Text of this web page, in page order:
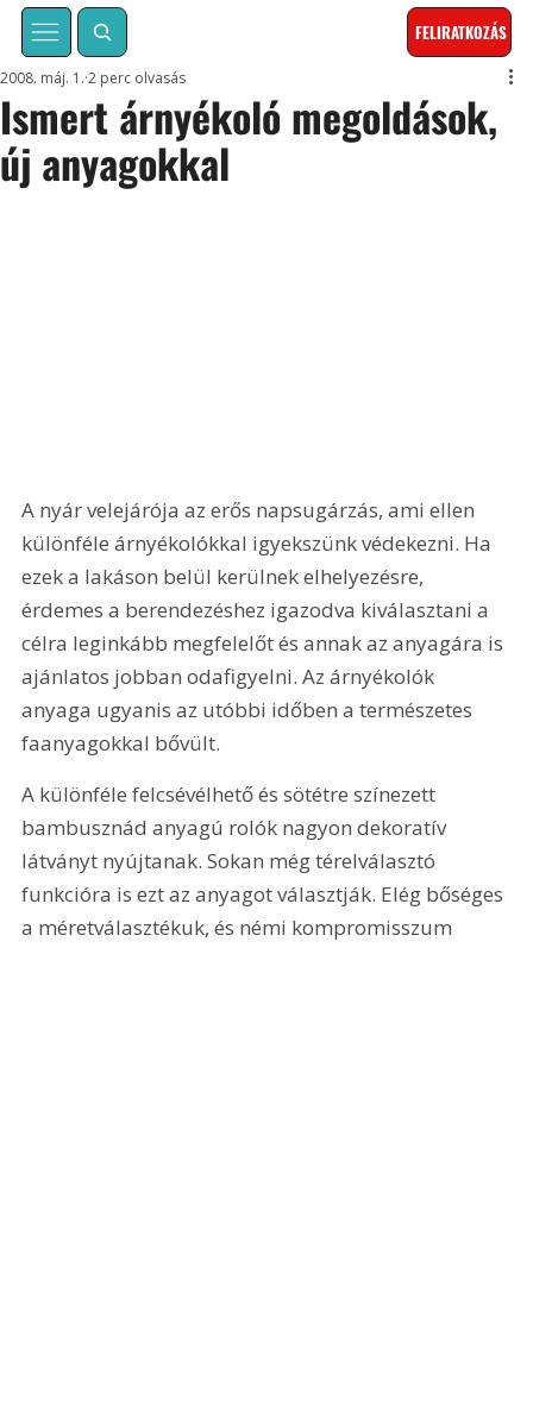
FELIRATKOZÁS
Ismert árnyékoló megoldások,
új anyagokkal
2008. máj. 1. 2 perc olvasás
A nyár velejárója az erős napsugárzás, ami ellen
különféle árnyékolókkal igyekszünk védekezni. Ha
ezek a lakáson belül kerülnek elhelyezésre,
érdemes a berendezéshez igazodva kiválasztani a
célra leginkább megfelelőt és annak az anyagára is
ajánlatos jobban odafigyelni. Az árnyékolók
anyaga ugyanis az utóbbi időben a természetes
faanyagokkal bővült.
A különféle felcsévélhető és sötétre színezett
bambusznád anyagú rolók nagyon dekoratív
látványt nyújtanak. Sokan még térelválasztó
funkcióra is ezt az anyagot választják. Elég bőséges
a méretválasztékuk, és némi kompromisszum